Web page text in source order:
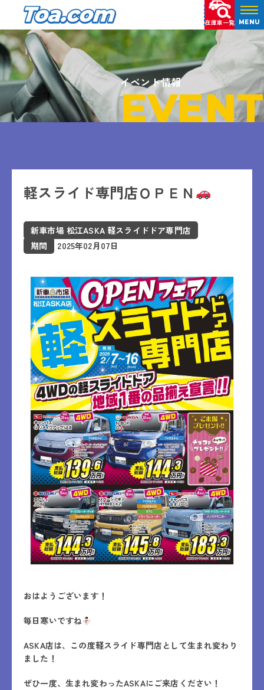
在庫車一覧 MENU
イベント情報
EVENT
軽スライド専門店ＯＰＥＮ
新車市場 松江ASKA 軽スライドドア専門店
期間
2025年02月07日
おはようございます！
毎日寒いですね
ASKA店は、この度軽スライド専門店として生まれ変わり
ました！
ぜひ一度、生まれ変わったASKAにご来店ください！